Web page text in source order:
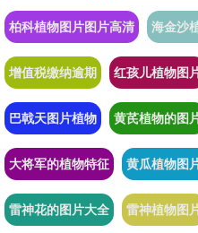
柏科植物图片图片高清 海金沙
增值税缴纳逾期 红孩儿植物图
巴戟天图片植物 黄芪植物的图
大将军的植物特征 黄瓜植物图
雷神花的图片大全 雷神植物图